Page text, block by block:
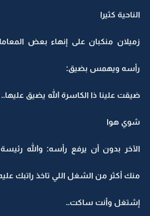
الناحية كثيرا
زميلان منكبان على إنهاء بعض
رأسه ويهمس بضيق:
ضيقت علينا ذا الكاسرة الله يضيق
شوي هوا
الآخر بدون أن يرفع رأسه: والله
منك أكثر من الشغل اللي تاخذ راتبك
إشتغل وأنت ساكت..